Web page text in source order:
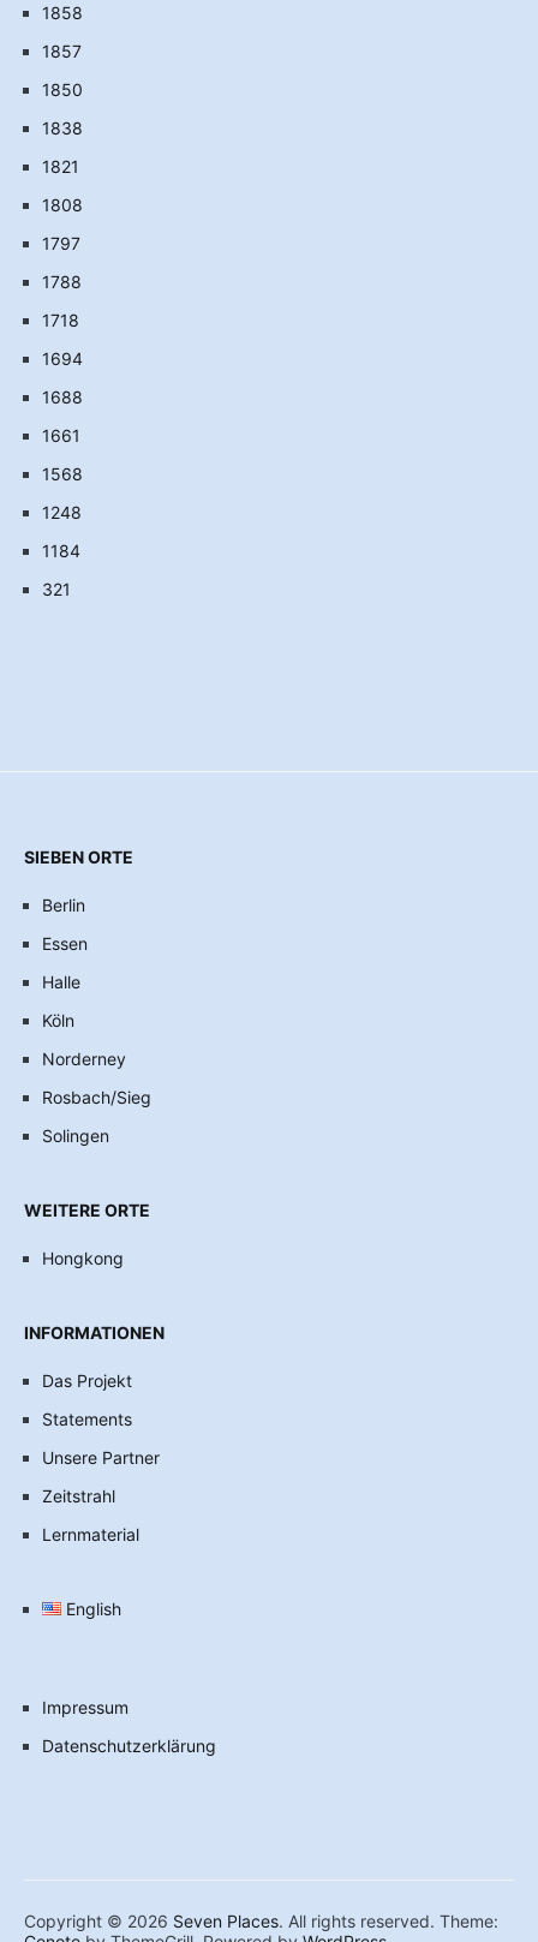
1858
1857
1850
1838
1821
1808
1797
1788
1718
1694
1688
1661
1568
1248
1184
321
SIEBEN ORTE
Berlin
Essen
Halle
Köln
Norderney
Rosbach/Sieg
Solingen
WEITERE ORTE
Hongkong
INFORMATIONEN
Das Projekt
Statements
Unsere Partner
Zeitstrahl
Lernmaterial
English
Impressum
Datenschutzerklärung
Copyright © 2026 Seven Places. All rights reserved. Theme: